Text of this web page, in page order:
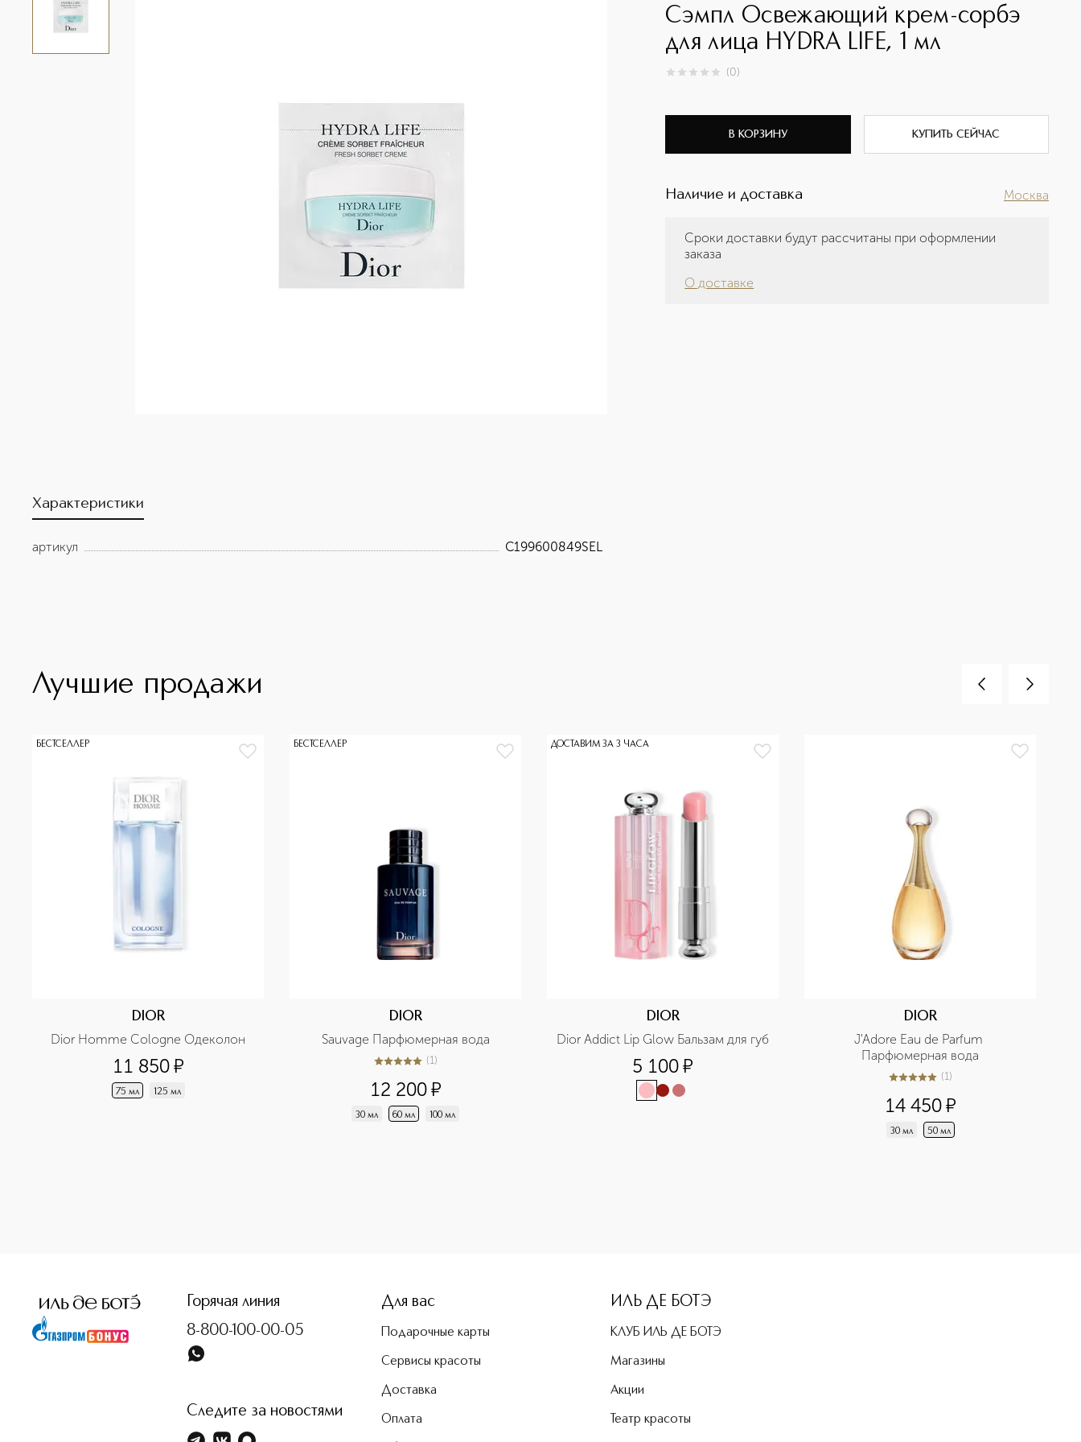
Сэмпл Освежающий крем-сорбэ
для лица HYDRA LIFE, 1 мл
0из 0 (0)
В КОРЗИНУ КУПИТЬ СЕЙЧАС
Наличие и доставка Москва
Сроки доставки будут рассчитаны при оформлении
заказа
О доставке
Характеристики
артикул C199600849SEL
Лучшие продажи
БЕСТСЕЛЛЕР
DIOR
Dior Homme Cologne Одеколон
11 850¤
75 мл 125 мл
БЕСТСЕЛЛЕР
DIOR
Sauvage Парфюмерная вода
5из 51 (1)
12 200¤
30 мл 60 мл 100 мл
ДОСТАВИМ ЗА 3 ЧАСА
DIOR
Dior Addict Lip Glow Бальзам для губ
5 100¤
DIOR
J'Adore Eau de Parfum
Парфюмерная вода
5из 51 (1)
14 450¤
30 мл 50 мл
Горячая линия
8-800-100-00-05
Следите за новостями
Для вас
Подарочные карты
Сервисы красоты
Доставка
Оплата
ИЛЬ ДЕ БОТЭ
КЛУБ ИЛЬ ДЕ БОТЭ
Магазины
Акции
Театр красоты